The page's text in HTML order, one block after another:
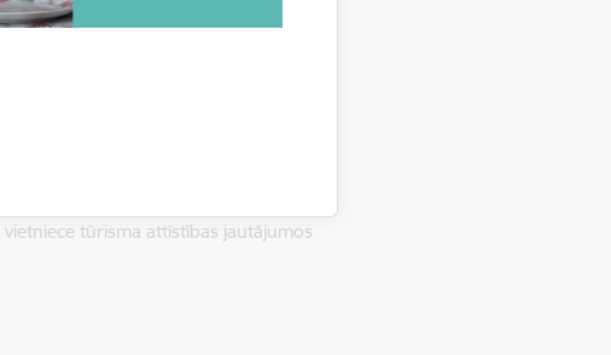
stiprināt savstarpējos kontaktus, gūt
tūrisma attīstības jautājumos